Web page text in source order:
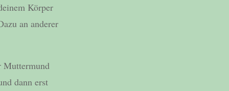
Körper
an anderer
Muttermund
dann erst